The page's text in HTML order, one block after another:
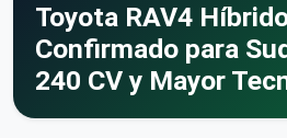
Toyota RAV4
Confirmado para
240 CV y Mayor